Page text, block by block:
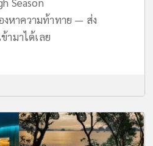
หาความท้าทาย — ส่ง
ามาได้เลย